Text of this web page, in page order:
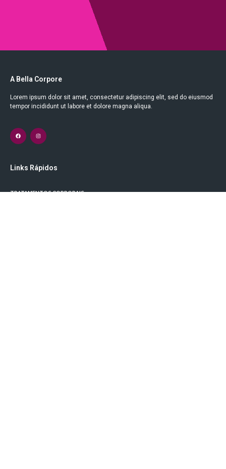
A Bella Corpore
Lorem ipsum dolor sit amet, consectetur adipiscing elit, sed do eiusmod
tempor incididunt ut labore et dolore magna aliqua.
Links Rápidos
TRATAMENTOS CORPORAIS